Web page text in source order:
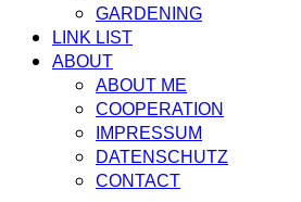
GARDENING
LINK LIST
ABOUT
ABOUT ME
COOPERATION
IMPRESSUM
DATENSCHUTZ
CONTACT